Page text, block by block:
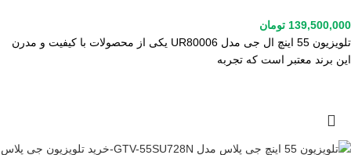
139,500,000 تومان
تلویزیون 55 اینچ ال جی مدل UR80006 یکی از محصولات با کیفیت و مدرن
این برند معتبر است که تجربه